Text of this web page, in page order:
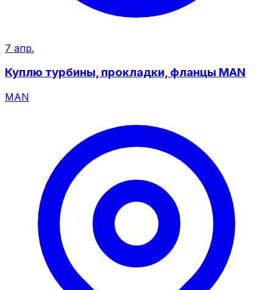
7 апр.
Куплю турбины, прокладки, фланцы MAN
MAN